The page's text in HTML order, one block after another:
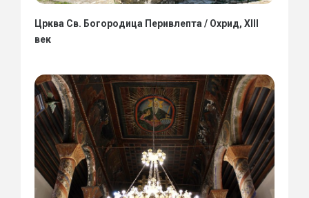
Црква Св. Богородица Перивлепта / Охрид, XIII
век